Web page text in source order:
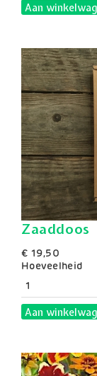
Aan
Zaaddoos
€ 19,50
Hoeveelheid
Aan